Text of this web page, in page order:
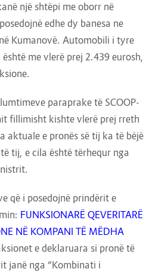
një shtëpi me oborr në
edhe dy banesa ne
Kumanovë. Automobili i tyre
me vlerë prej 2.439 eurosh,
paraprake të SCOOP-
fillimisht kishte vlerë prej rreth
aktuale e pronës së tij ka të bëjë
tij, e cila është tërhequr nga
që i posedojnë prindërit e
FUNKSIONARË QEVERITARË
NË KOMPANI TË MËDHA
e deklaruara si pronë të
janë nga “Kombinati i